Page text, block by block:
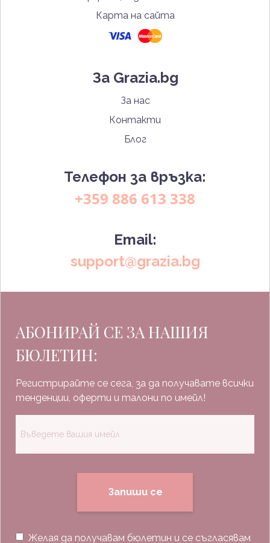
Карта на сайта
За Grazia.bg
За нас
Контакти
Блог
Телефон за връзка:
+359 886 613 338
Email:
support@grazia.bg
АБОНИРАЙ СЕ ЗА НАШИЯ
БЮЛЕТИН:
Регистрирайте се сега, за да получавате всички
тенденции, оферти и талони по имейл!
Запиши се
Желая да получавам бюлетин и се съгласявам